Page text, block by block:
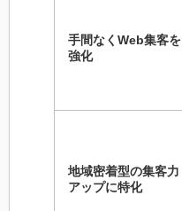
手間なくWeb集客を
強化
地域密着型の集客力
アップに特化